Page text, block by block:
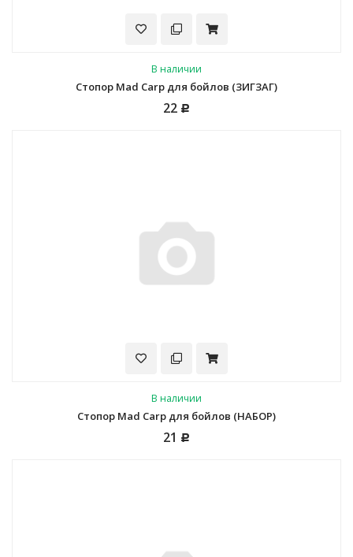
В наличии
Стопор Mad Carp для бойлов (ЗИГЗАГ)
22 Р
В наличии
Стопор Mad Carp для бойлов (НАБОР)
21 Р